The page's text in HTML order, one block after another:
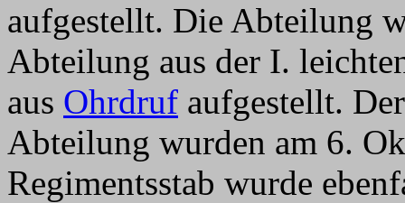
aufgestellt. Die Abteilung
Abteilung aus der I.
aus Ohrdruf aufgestellt.
Abteilung wurden am 6.
Regimentsstab wurde